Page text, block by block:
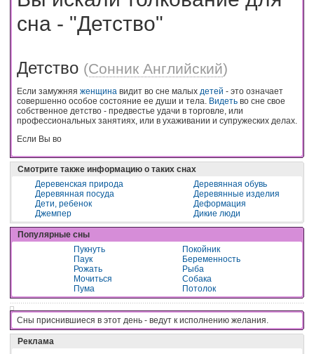
сна - "Детство"
Детство (Сонник Английский)
Если замужняя женщина видит во сне малых детей - это означает
совершенно особое состояние ее души и тела. Видеть во сне свое
собственное детство - предвестье удачи в торговле, или
профессиональных занятиях, или в ухаживании и супружеских делах.
Если Вы во
Смотрите также информацию о таких снах
Деревенская природа
Деревянная обувь
Деревянная посуда
Деревянные изделия
Дети, ребенок
Деформация
Джемпер
Дикие люди
Популярные сны
Пукнуть
Покойник
Паук
Беременность
Рожать
Рыба
Мочиться
Собака
Пума
Потолок
Сны приснившиеся в этот день - вeдyт к иcпoлнeнию жeлaния.
Реклама